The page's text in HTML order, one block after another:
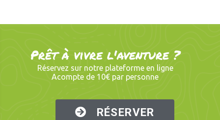
Prêt à vivre l'aventure ?
Réservez sur notre plateforme en ligne
Acompte de 10€ par personne
RÉSERVER